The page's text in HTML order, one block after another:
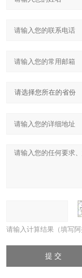
请输入计算结果（填写